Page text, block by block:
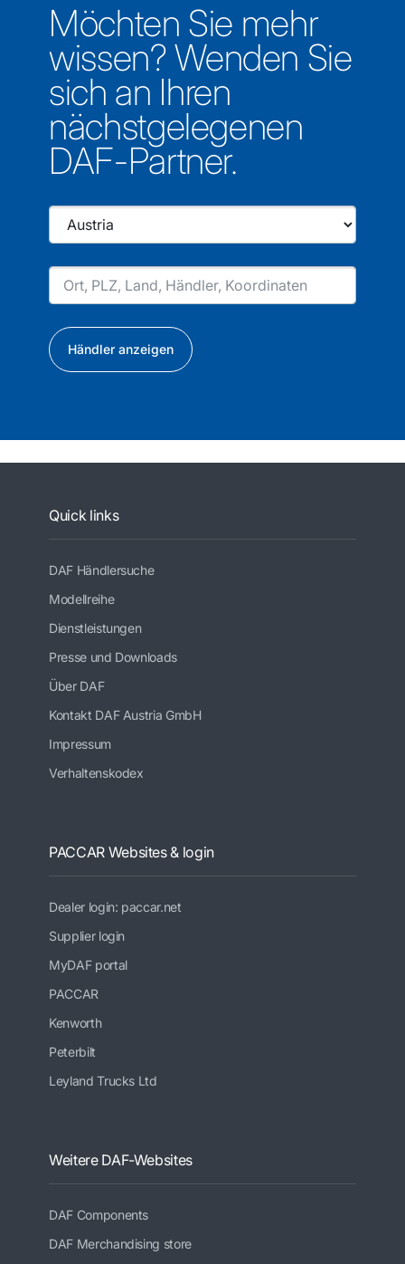
Möchten Sie mehr
wissen? Wenden Sie
sich an Ihren
nächstgelegenen
DAF-Partner.
Händler anzeigen
Quick links
DAF Händlersuche
Modellreihe
Dienstleistungen
Presse und Downloads
Über DAF
Kontakt DAF Austria GmbH
Impressum
Verhaltenskodex
PACCAR Websites & login
Dealer login: paccar.net
Supplier login
MyDAF portal
PACCAR
Kenworth
Peterbilt
Leyland Trucks Ltd
Weitere DAF-Websites
DAF Components
DAF Merchandising store